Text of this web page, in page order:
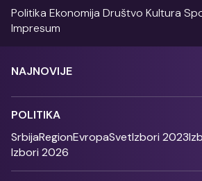
Politika Ekonomija Društvo Kultura
Impresum
NAJNOVIJE
POLITIKA
SrbijaRegionEvropaSvetIzbori 2023
Izbori 2026